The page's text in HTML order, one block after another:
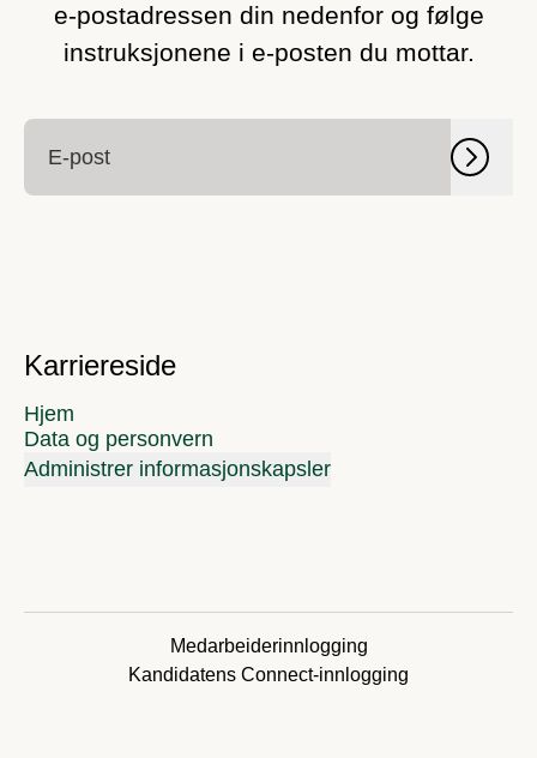
e-postadressen din nedenfor og følge
instruksjonene i e-posten du mottar.
Karriereside
Hjem
Data og personvern
Administrer informasjonskapsler
Medarbeiderinnlogging
Kandidatens Connect-innlogging